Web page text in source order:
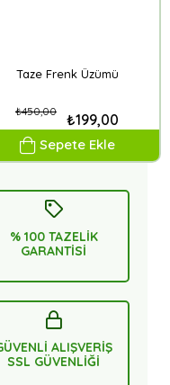
Taze Frenk Üzümü
₺199,00
₺450,00
Sepete Ekle
% 100 TAZELİK
GARANTİSİ
ALIŞVERİŞ
SSL GÜVENLİĞİ